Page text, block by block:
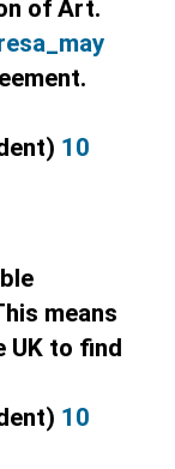
of Art.
10
means
UK to find
10